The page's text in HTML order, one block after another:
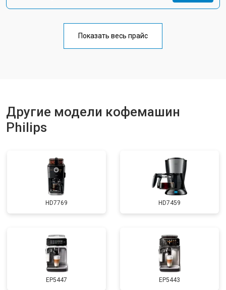
Показать весь прайс
Другие модели кофемашин
Philips
HD7769 HD7459
EP5447 EP5443